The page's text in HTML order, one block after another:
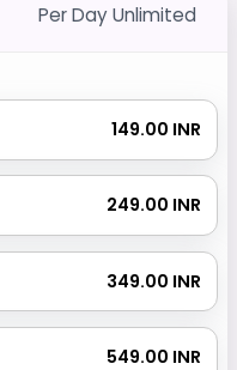
Per Day Unlimited
₹ 149.00 INR
₹ 249.00 INR
₹ 349.00 INR
₹ 549.00 INR